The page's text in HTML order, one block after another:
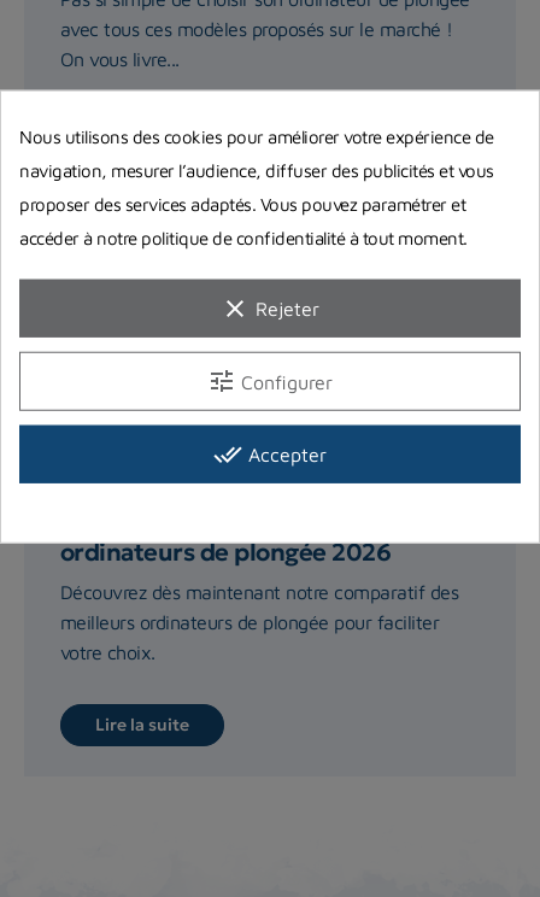
avec tous ces modèles proposés sur le marché !
On vous livre...
Lire la suite
ordinateurs de plongée 2026
Découvrez dès maintenant notre comparatif des
meilleurs ordinateurs de plongée pour faciliter
votre choix.
Lire la suite
Nous utilisons des cookies pour améliorer votre expérience de
navigation, mesurer l’audience, diffuser des publicités et vous
proposer des services adaptés. Vous pouvez paramétrer et
accéder à notre politique de confidentialité à tout moment.
clear Rejeter
tune Configurer
done_all Accepter